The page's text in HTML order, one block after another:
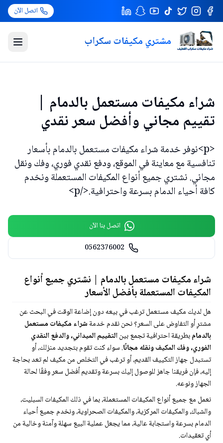
اتصل الآن
مشتري مكيفات سكراب فتح
شراء مكيفات مستعمل بالدمام |
تقييم مجاني وأفضل سعر نقدي
<p>نوفر خدمة شراء مكيفات مستعمل بالدمام بأسعار
تنافسية مع معاينة في الموقع، ودفع نقدي فوري، وفك ونقل
مجاني. نشتري جميع أنواع المكيفات المستعملة ونخدم
كافة أحياء الدمام بسرعة واحترافية.</p>
اتصل بنا الآن
0562376002
شراء مكيفات مستعمل بالدمام | نشتري جميع أنواع
المكيفات المستعملة بأفضل الأسعار
هل لديك مكيف مستعمل ترغب في بيعه دون إضاعة الوقت في البحث عن
مشترٍ أو التفاوض على السعر؟ نحن نقدم خدمةشراء مكيفات مستعمل
بالدمامبطريقة احترافية تجمع بينالتقييم الميداني، والدفع النقدي
الفوري، وفك المكيف ونقله مجانًا. سواء كنت تقوم بتجديد منزلك، أو
تستبدل جهاز التكييف القديم، أو ترغب في التخلص من مكيف لم تعد بحاجة
إليه، فإن فريقنا جاهز للوصول إليك بسرعة وتقديم أفضل سعر وفقًا لحالة
الجهاز ونوعه.
نعمل مع جميع أنواع المكيفات المستعملة، بما في ذلك المكيفات السبليت،
والشباك، والمكيفات المركزية، والمكيفات الصحراوية، ونخدم جميع أحياء
الدمام بسرعة واستجابة عالية، مما يجعل عملية البيع سهلة وآمنة وخالية من
أي تعقيدات.